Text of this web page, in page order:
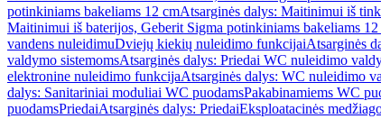
potinkiniams bakeliams 12 cmAtsarginės dalys: Maitinimui iš
Maitinimui iš baterijos, Geberit Sigma potinkiniams bakeliams 12
vandens nuleidimuDviejų kiekių nuleidimo funkcijaiAtsarginės
valdymo sistemomsAtsarginės dalys: Priedai WC nuleidimo
elektronine nuleidimo funkcijaAtsarginės dalys: WC nuleidimo
dalys: Sanitariniai moduliai WC puodamsPakabinamiems WC
puodamsPriedaiAtsarginės dalys: PriedaiEksploatacinės